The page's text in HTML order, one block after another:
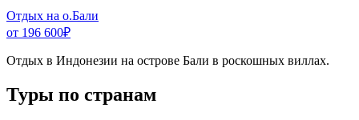
Отдых на о.Бали
от 196 600₽
Отдых в Индонезии на острове Бали в роскошных виллах.
Туры по странам